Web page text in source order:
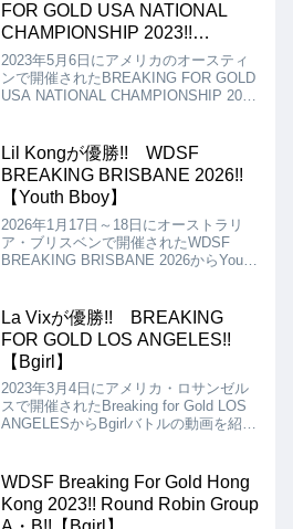
FOR GOLD USA NATIONAL
CHAMPIONSHIP 2023!!
【Bboy】
2023年5月6日にアメリカのオースティ
ンで開催されたBREAKING FOR GOLD
USA NATIONAL CHAMPIONSHIP 2023
VICTORの勝利となりました!!
Lil Kongが優勝!! WDSF
BREAKING BRISBANE 2026!!
【Youth Bboy】
2026年1月17日～18日にオーストラリ
ア・ブリスベンで開催されたWDSF
BREAKING BRISBANE 2026からYouth
結果は、Lil Kongが優勝となりました!!
La Vixが優勝!! BREAKING
FOR GOLD LOS ANGELES!!
【Bgirl】
2023年3月4日にアメリカ・ロサンゼル
スで開催されたBreaking for Gold LOS
ANGELESからBgirlバトルの動画を紹
でした!!
WDSF Breaking For Gold Hong
Kong 2023!! Round Robin Group